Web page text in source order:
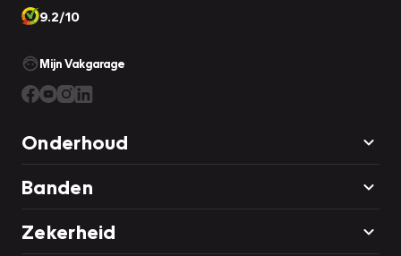
9.2/10
Mijn Vakgarage
Onderhoud
Banden
Zekerheid